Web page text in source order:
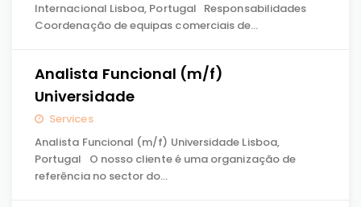
Internacional Lisboa, Portugal Responsabilidades
Coordenação de equipas comerciais de…
Analista Funcional (m/f)
Universidade
Services
Analista Funcional (m/f) Universidade Lisboa,
Portugal O nosso cliente é uma organização de
referência no sector do…